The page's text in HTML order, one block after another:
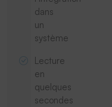
dans
un
système
Lecture
en
quelques
secondes